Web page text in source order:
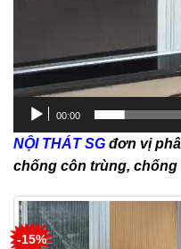
00:00
NỘI THÁT SG đơn vị
chống côn trùng, chống
-15%